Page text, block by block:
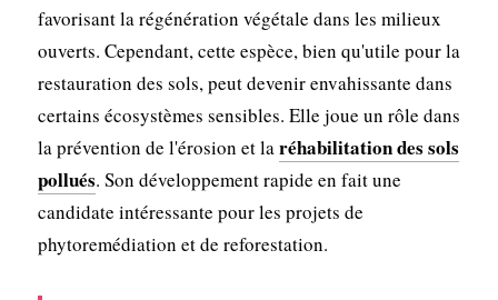
favorisant la régénération végétale dans les milieux
ouverts. Cependant, cette espèce, bien qu'utile pour la
restauration des sols, peut devenir envahissante dans
certains écosystèmes sensibles. Elle joue un rôle dans
la prévention de l'érosion et laréhabilitation des sols
pollués. Son développement rapide en fait une
candidate intéressante pour les projets de
phytoremédiation et de reforestation.